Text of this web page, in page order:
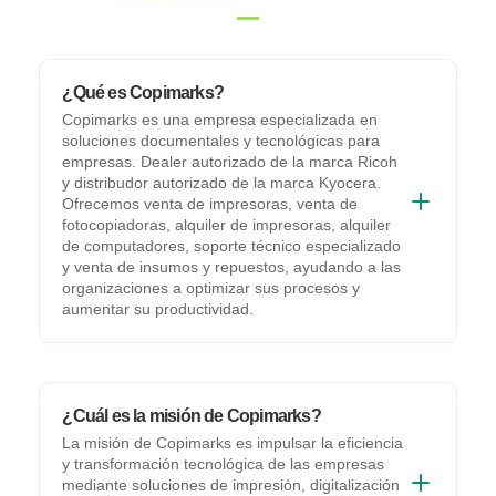
¿Qué es Copimarks?
Copimarks es una empresa especializada en
soluciones documentales y tecnológicas para
empresas. Dealer autorizado de la marca Ricoh
y distribudor autorizado de la marca Kyocera.
Ofrecemos venta de impresoras, venta de
fotocopiadoras, alquiler de impresoras, alquiler
de computadores, soporte técnico especializado
y venta de insumos y repuestos, ayudando a las
organizaciones a optimizar sus procesos y
aumentar su productividad.
¿Cuál es la misión de Copimarks?
La misión de Copimarks es impulsar la eficiencia
y transformación tecnológica de las empresas
mediante soluciones de impresión, digitalización